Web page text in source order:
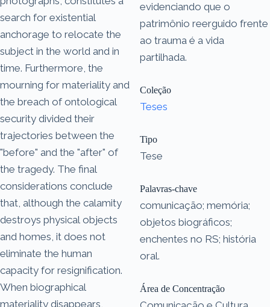
search for existential
anchorage to relocate the
subject in the world and in
time. Furthermore, the
mourning for materiality and
the breach of ontological
security divided their
trajectories between the
"before" and the "after" of
the tragedy. The final
considerations conclude
that, although the calamity
destroys physical objects
and homes, it does not
eliminate the human
capacity for resignification.
When biographical
materiality disappears,
evidenciando que o
patrimônio reerguido frente
ao trauma é a vida
partilhada.
Coleção
Teses
Tipo
Tese
Palavras-chave
comunicação; memória;
objetos biográficos;
enchentes no RS; história
oral.
Área de Concentração